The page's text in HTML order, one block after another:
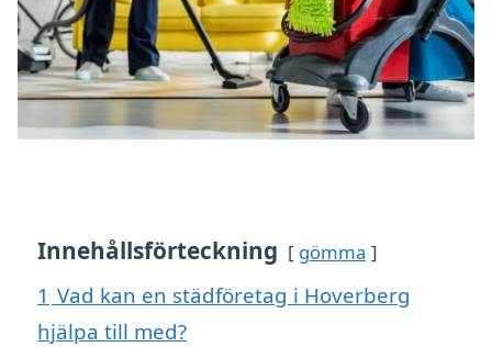
Innehållsförteckning gömma
1 Vad kan en städföretag i Hoverberg
hjälpa till med?